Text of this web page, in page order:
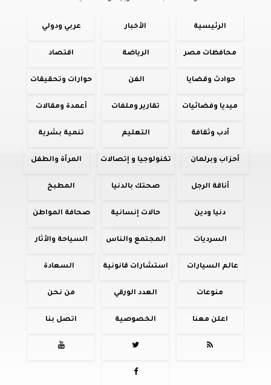
الرئيسية الأخبار عربي ودولي
محافظات مصر الرياضة اقتصاد
حوادث وقضايا الفن حوارات وتحقيقات
ميديا وفضائيات تقارير وملفات أعمدة ومقالات
أدب وثقافة التعليم تنمية بشرية
أحزاب وبرلمان تكنولوجيا و إتصالات المرأة والطفل
أناقة الرجل صحتك بالدنيا المطبخ
دنيا ودين حالات إنسانية صحافة المواطن
السرديات المجتمع والناس السياحة والأثار
عالم السيارات استشارات قانونية السعادة
منوعات العدد الورقي من نحن
اعلن معنا الخصوصية اتصل بنا



